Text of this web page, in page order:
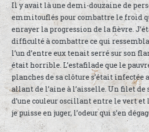
Il y avait là une demi-douzaine de
emmitouflés pour combattre le froid
enrayer la progression de la fièvre.
difficulté à combattre ce qui
l’un d’entre eux tenait serré sur son
était horrible. L’estafilade que le
planches de sa clôture s’était infectée
allant de l’aine à l’aisselle. Un filet
d’une couleur oscillant entre le vert
je puisse en juger, l’odeur qui s’en